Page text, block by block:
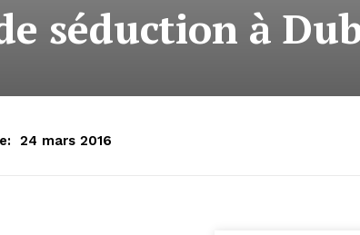
séduction à
24 mars 2016